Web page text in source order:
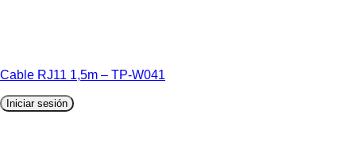
Cable RJ11 1,5m – TP-W041
Iniciar sesión